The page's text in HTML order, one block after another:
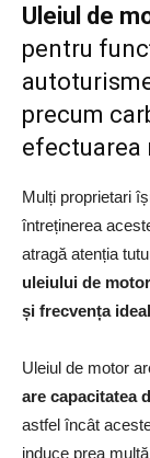
Uleiul de
pentru
precum
efectuarea
Mulți proprietari
întreținerea
atragă atenția
uleiului de
și frecvența
Uleiul de motor
are capacitatea
astfel încât
induce prea